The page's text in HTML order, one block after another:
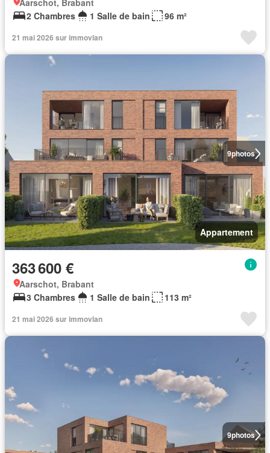
Aarschot, Brabant
2 Chambres
1 Salle de bain 96 m²
21 mai 2026 sur immovlan
9photos
Appartement
363 600 €
Aarschot, Brabant
3 Chambres
1 Salle de bain 113 m²
21 mai 2026 sur immovlan
9photos